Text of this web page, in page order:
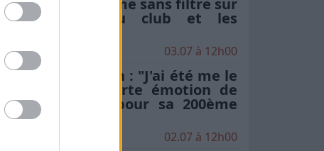
Moscato s'exprime sans filtre sur
l'hégémonie du club et les
03.07 à 12h00
Stade Toulousain : "J'ai été me le
chercher", la forte émotion de
Rodrigue Neti pour sa 200ème
en finale
02.07 à 12h00